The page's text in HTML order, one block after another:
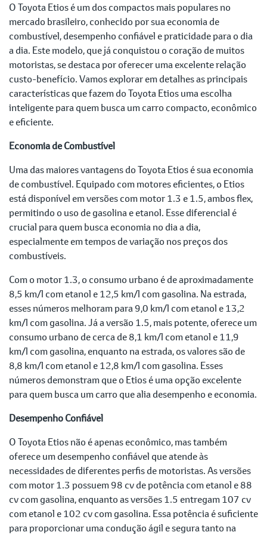
O Toyota Etios é um dos compactos mais populares no
mercado brasileiro, conhecido por sua economia de
combustível, desempenho confiável e praticidade para o dia
a dia. Este modelo, que já conquistou o coração de muitos
motoristas, se destaca por oferecer uma excelente relação
custo-benefício. Vamos explorar em detalhes as principais
características que fazem do Toyota Etios uma escolha
inteligente para quem busca um carro compacto, econômico
e eficiente.
Economia de Combustível
Uma das maiores vantagens do Toyota Etios é sua economia
de combustível. Equipado com motores eficientes, o Etios
está disponível em versões com motor 1.3 e 1.5, ambos flex,
permitindo o uso de gasolina e etanol. Esse diferencial é
crucial para quem busca economia no dia a dia,
especialmente em tempos de variação nos preços dos
combustíveis.
Com o motor 1.3, o consumo urbano é de aproximadamente
8,5 km/l com etanol e 12,5 km/l com gasolina. Na estrada,
esses números melhoram para 9,0 km/l com etanol e 13,2
km/l com gasolina. Já a versão 1.5, mais potente, oferece um
consumo urbano de cerca de 8,1 km/l com etanol e 11,9
km/l com gasolina, enquanto na estrada, os valores são de
8,8 km/l com etanol e 12,8 km/l com gasolina. Esses
números demonstram que o Etios é uma opção excelente
para quem busca um carro que alia desempenho e economia.
Desempenho Confiável
O Toyota Etios não é apenas econômico, mas também
oferece um desempenho confiável que atende às
necessidades de diferentes perfis de motoristas. As versões
com motor 1.3 possuem 98 cv de potência com etanol e 88
cv com gasolina, enquanto as versões 1.5 entregam 107 cv
com etanol e 102 cv com gasolina. Essa potência é suficiente
para proporcionar uma condução ágil e segura tanto na